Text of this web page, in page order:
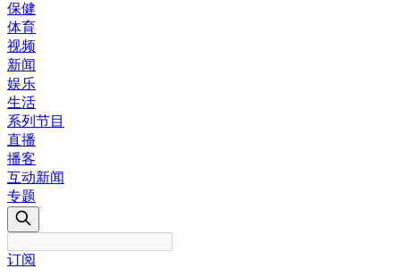
保健
体育
视频
新闻
娱乐
生活
系列节目
直播
播客
互动新闻
专题
订阅